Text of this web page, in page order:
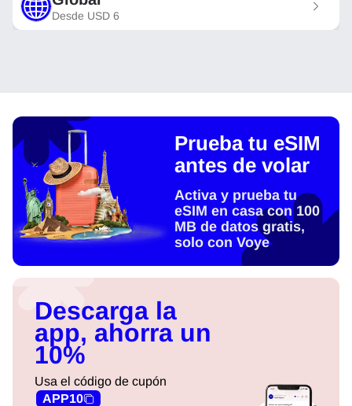
Desde USD 6
Prueba tu eSIM
antes de volar
Activa y prueba tu
eSIM en casa con 100
MB de datos gratis,
solo con Voye
Descarga la
app, ahorra un
10%
Usa el código de cupón
APP10